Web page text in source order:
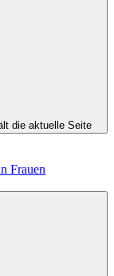
die aktuelle Seite
Frauen